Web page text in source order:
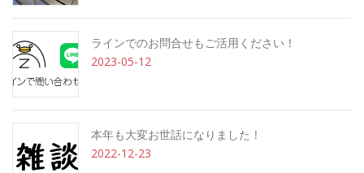
ラインでのお問合せもご活用ください！
2023-05-12
本年も大変お世話になりました！
2022-12-23